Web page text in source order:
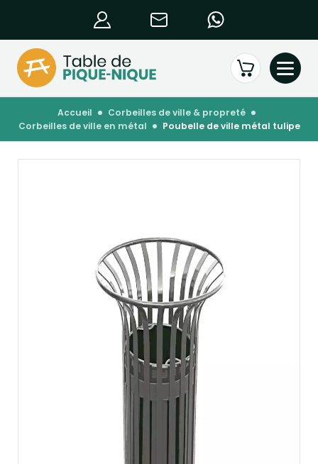
accueil
corbeilles de ville & propreté
corbeilles de ville en métal
poubelle de ville métal tulipe